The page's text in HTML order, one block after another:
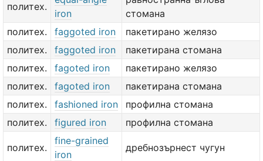
политех.
iron
стомана
политех.
faggoted iron
пакетирано желязо
политех.
faggoted iron
пакетирана стомана
политех.
fagoted iron
пакетирано желязо
политех.
fagoted iron
пакетирана стомана
политех.
fashioned iron
профилна стомана
политех.
figured iron профилна стомана
политех.
fine-grained
iron
дребнозърнест чугун